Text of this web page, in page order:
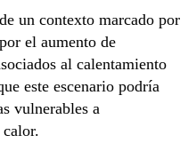
un contexto marcado por
el aumento de
al calentamiento
este escenario podría
vulnerables a